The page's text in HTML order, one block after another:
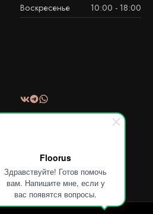
Floorus
Здравствуйте! Готов помочь
вам. Напишите мне, если у
вас появятся вопросы.
Воскресенье 10:00 - 18:00